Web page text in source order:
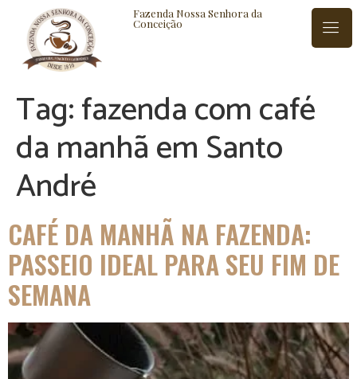
Fazenda Nossa Senhora da
Conceição
BLOG CONTATO
Tag:fazenda com café
da manhã em Santo
André
CAFÉ DA MANHÃ NA FAZENDA:
PASSEIO IDEAL PARA SEU FIM DE
SEMANA